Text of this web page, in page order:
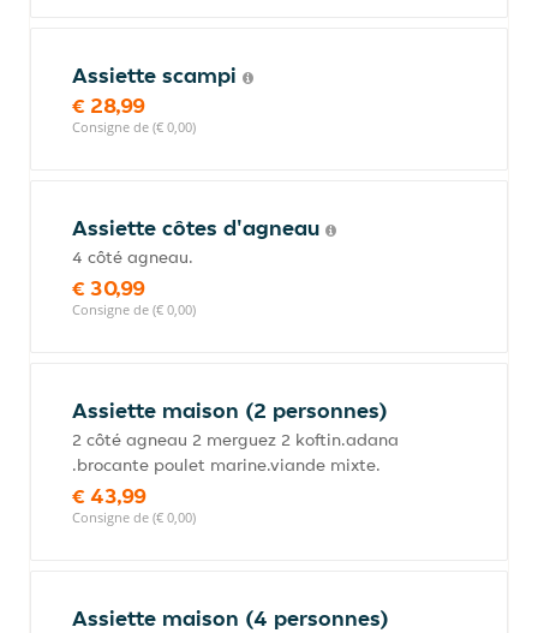
Assiette scampi
€ 28,99
Consigne de (€ 0,00)
Assiette côtes d'agneau
4 côté agneau.
€ 30,99
Consigne de (€ 0,00)
Assiette maison (2 personnes)
2 côté agneau 2 merguez 2 koftin.adana
.brocante poulet marine.viande mixte.
€ 43,99
Consigne de (€ 0,00)
Assiette maison (4 personnes)